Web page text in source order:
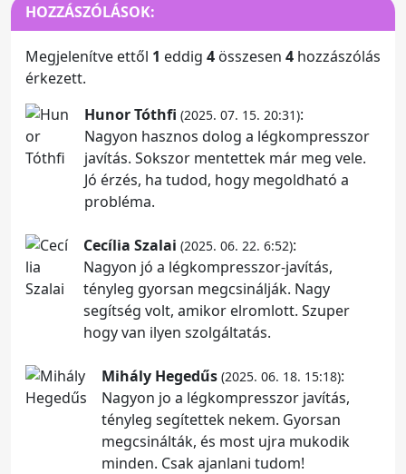
HOZZÁSZÓLÁSOK:
Megjelenítve ettől 1 eddig 4 összesen 4 hozzászólás
érkezett.
Hunor Tóthfi (2025. 07. 15. 20:31):
Nagyon hasznos dolog a légkompresszor
javítás. Sokszor mentettek már meg vele.
Jó érzés, ha tudod, hogy megoldható a
probléma.
Cecília Szalai (2025. 06. 22. 6:52):
Nagyon jó a légkompresszor-javítás,
tényleg gyorsan megcsinálják. Nagy
segítség volt, amikor elromlott. Szuper
hogy van ilyen szolgáltatás.
Mihály Hegedűs (2025. 06. 18. 15:18):
Nagyon jo a légkompresszor javítás,
tényleg segítettek nekem. Gyorsan
megcsinálták, és most ujra mukodik
minden. Csak ajanlani tudom!